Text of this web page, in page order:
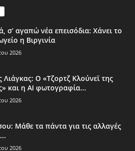
σ’ αγαπώ νέα επεισόδια: Χάνει το
η Βιργινία
2026
Λιάγκας: Ο «Τζορτζ Κλούνεϊ της
και η AI φωτογραφία...
2026
Μάθε τα πάντα για τις αλλαγές
2026